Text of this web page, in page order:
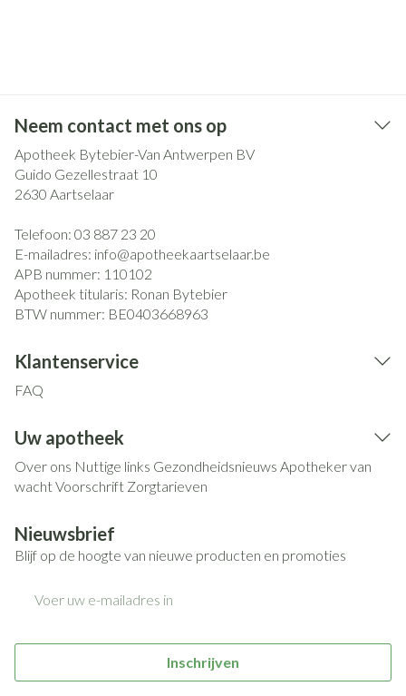
Neem contact met ons op
Apotheek Bytebier-Van Antwerpen BV
Guido Gezellestraat 10
2630 Aartselaar
Telefoon: 03 887 23 20
E-mailadres: info@apotheekaartselaar.be
APB nummer: 110102
Apotheek titularis: Ronan Bytebier
BTW nummer: BE0403668963
Klantenservice
FAQ
Uw apotheek
Over ons Nuttige links Gezondheidsnieuws Apotheker van
wachtVoorschrift Zorgtarieven
Nieuwsbrief
Blijf op de hoogte van nieuwe producten en promoties
Inschrijven